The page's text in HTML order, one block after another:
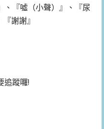
、『噓（小聲）』、『尿
謝謝』
追蹤囉!